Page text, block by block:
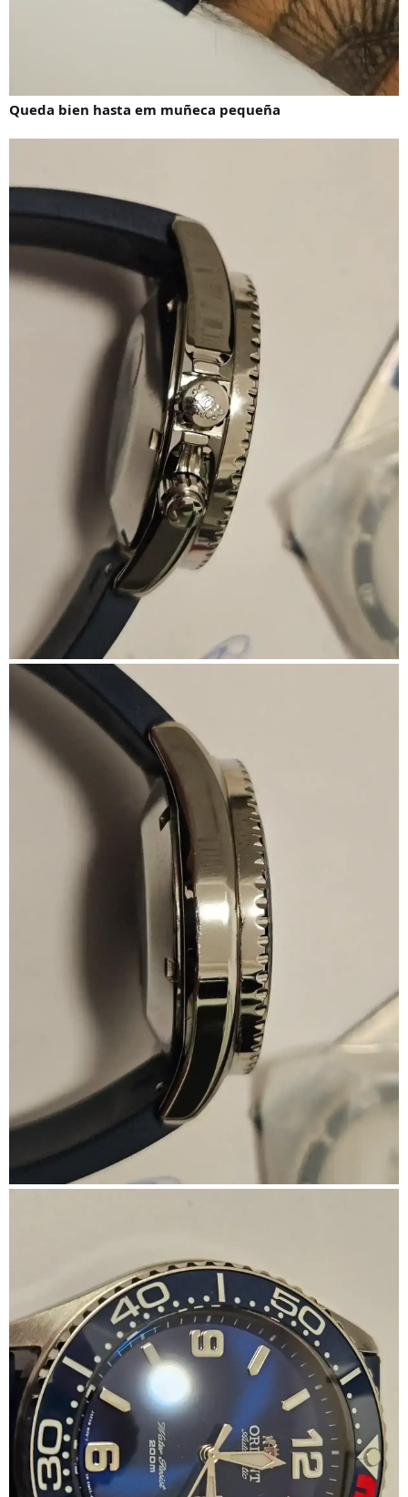
Queda bien hasta em muñeca pequeña